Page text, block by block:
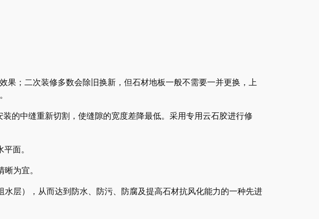
果；二次装修多数会除旧换新，但石材地板一般不需要一并更换，上
的中缝重新切割，使缝隙的宽度差降最低。采用专用云石胶进行修
面。
为宜。
层），从而达到防水、防污、防腐及提高石材抗风化能力的一种先进